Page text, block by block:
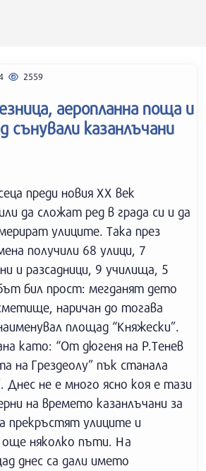
2559
аеропланна поща и
сънували казанлъчани
преди новия ХХ век
да сложат ред в града си и да
улиците. Така през
получили 68 улици, 7
и разсадници, 9 училища, 5
бил прост: мегданят дето
наричан до тогава
площад “Княжески”.
като: “От дюгеня на Р.Тенев
на Грездеолу” пък станала
Днес не е много ясно коя е тази
на времето казанлъчани за
прекръстят улиците и
няколко пъти. На
днес са дали името